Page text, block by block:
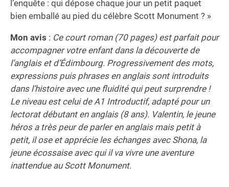
l’enquête : qui dépose chaque jour un petit paquet
bien emballé au pied du célèbre Scott Monument ? »
Mon avis : Ce court roman (70 pages) est parfait pour
accompagner votre enfant dans la découverte de
l’anglais et d’Édimbourg. Progressivement des mots,
expressions puis phrases en anglais sont introduits
dans l’histoire avec une fluidité qui peut surprendre !
Le niveau est celui de A1 Introductif, adapté pour un
lectorat débutant en anglais (8 ans). Valentin, le jeune
héros a très peur de parler en anglais mais petit à
petit, il ose et apprécie les échanges avec Shona, la
jeune écossaise avec qui il va vivre une aventure
inattendue au Scott Monument.